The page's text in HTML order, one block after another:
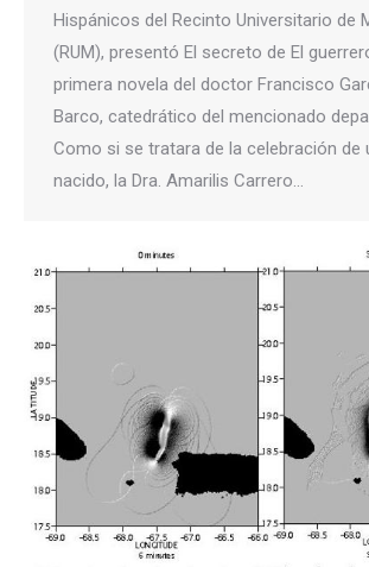
Hispánicos del Recinto Universitario de
(RUM), presentó El secreto de El
primera novela del doctor Francisco
Barco, catedrático del mencionado
Como si se tratara de la celebración de
nacido, la Dra. Amarilis Carrero…